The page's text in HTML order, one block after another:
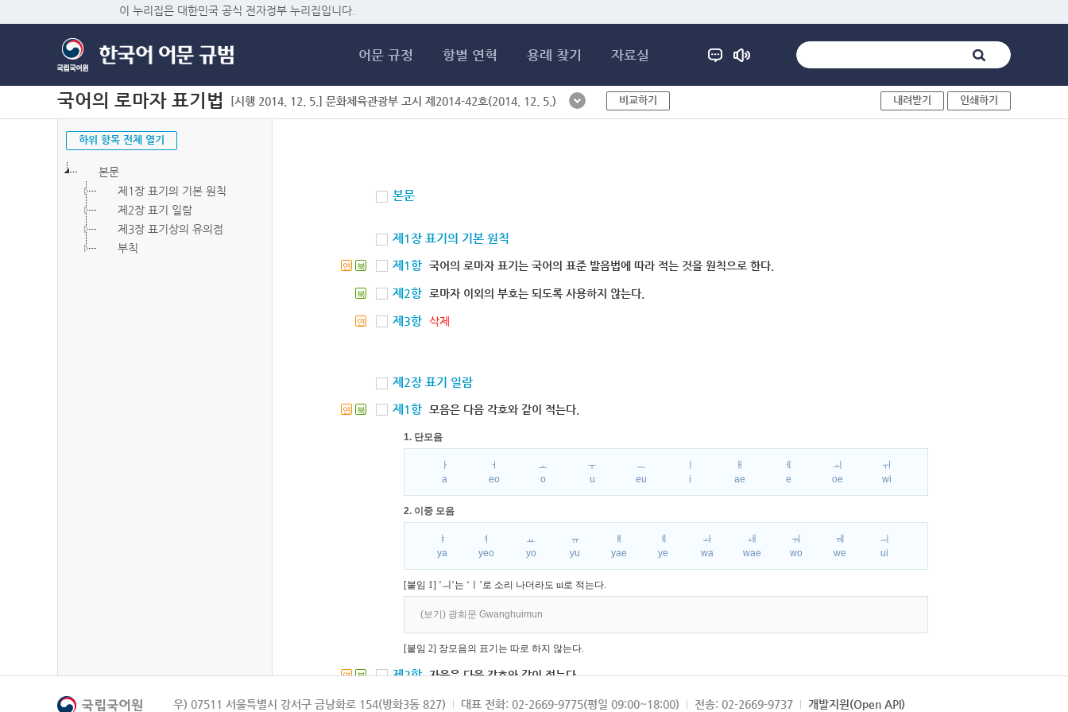
이 누리집은 대한민국 공식 전자정부 누리집입니다.
어문 규정 항별 연혁 용례 찾기 자료실
국어의 로마자 표기법 [시행 2014. 12. 5.] 문화체육관광부 고시 제2014-42호(2014. 12. 5.) 비교하기 내려받기 인쇄하기
하위 항목 전체 열기
본문
제1장 표기의 기본 원칙
제2장 표기 일람
제3장 표기상의 유의점
부칙
본문
제1장 표기의 기본 원칙
연 북 제1항 국어의 로마자 표기는 국어의 표준 발음법에 따라 적는 것을 원칙으로 한다.
북 제2항 로마자 이외의 부호는 되도록 사용하지 않는다.
연 제3항 삭제
제2장 표기 일람
연 북 제1항 모음은 다음 각호와 같이 적는다.
1. 단모음
ㅏ
a
ㅓ
eo
ㅗ
o
ㅜ
u
ㅡ
eu
i
ㅐ
ae
ㅔ
e
ㅚ
oe
ㅟ
wi
2. 이중 모음
ㅑ
ya
ㅕ
yeo
ㅛ
yo
ㅠ
yu
ㅒ
yae
ㅖ
ye
ㅘ
wa
ㅙ
wae
ㅝ
wo
ㅞ
we
ㅢ
ui
[붙임 1] ‘ㅢ’는 ‘ㅣ’로 소리 나더라도 ui로 적는다.
(보기) 광희문 Gwanghuimun
[붙임 2] 장모음의 표기는 따로 하지 않는다.
연 북 제2항 자음은 다음 각호와 같이 적는다.
1. 파열음
우) 07511 서울특별시 강서구 금낭화로 154(방화3동 827) 대표 전화: 02-2669-9775(평일 09:00~18:00) 전송: 02-2669-9737 개발지원(Open API)